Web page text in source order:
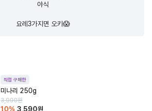
야식
요레3가지면 오키😱
직접 구매한
미나리 250g
3,990원
10% 3,590원